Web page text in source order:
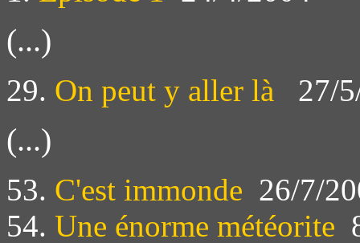
(...)
29. On peut y aller là 27/
(...)
53. C'est immonde 26/7/
54. Une énorme météorite